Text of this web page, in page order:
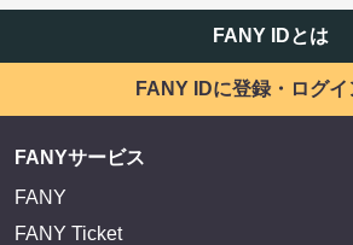
FANY IDとは
FANY IDに登録・ログイ
FANYサービス
FANY
FANY Ticket